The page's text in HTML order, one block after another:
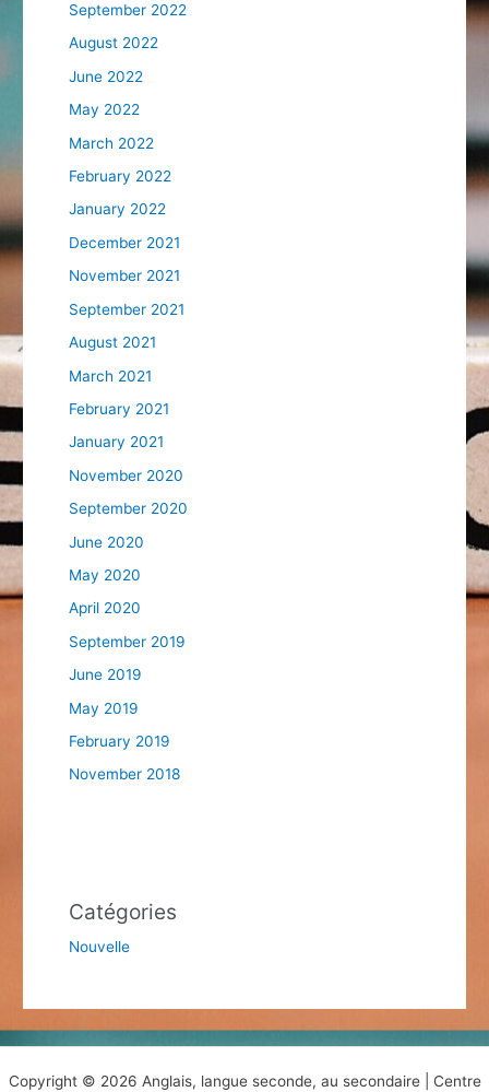
September 2022
August 2022
June 2022
May 2022
March 2022
February 2022
January 2022
December 2021
November 2021
September 2021
August 2021
March 2021
February 2021
January 2021
November 2020
September 2020
June 2020
May 2020
April 2020
September 2019
June 2019
May 2019
February 2019
November 2018
Catégories
Nouvelle
Copyright © 2026 Anglais, langue seconde, au secondaire | Centre